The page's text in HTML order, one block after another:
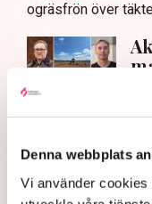
Denna webbplats
Vi använder
ogräsfrön över
AI-